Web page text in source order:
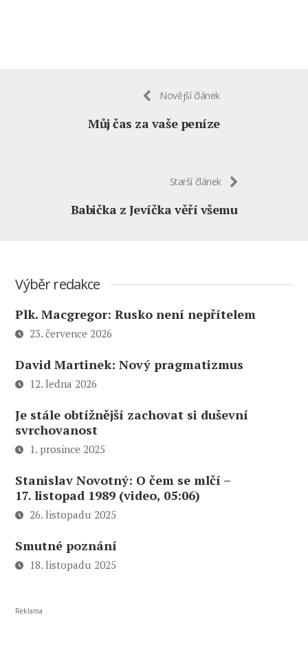
Novější článek
Můj čas za vaše peníze
Starší článek
Babička z Jevíčka věří všemu
Výběr redakce
Plk. Macgregor: Rusko není nepřítelem
23. července 2026
David Martinek: Nový pragmatizmus
12. ledna 2026
Je stále obtížnější zachovat si duševní
svrchovanost
1. prosince 2025
Stanislav Novotný: O čem se mlčí –
17. listopad 1989 (video, 05:06)
26. listopadu 2025
Smutné poznání
18. listopadu 2025
Reklama